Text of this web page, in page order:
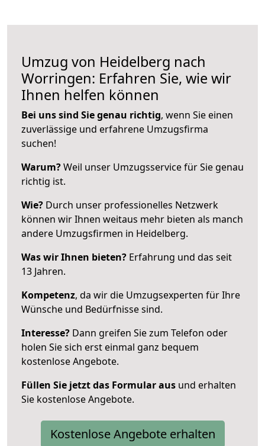
Umzug von Heidelberg nach
Worringen: Erfahren Sie, wie wir
Ihnen helfen können
Bei uns sind Sie genau richtig, wenn Sie einen
zuverlässige und erfahrene Umzugsfirma
suchen!
Warum?Weil unser Umzugsservice für Sie genau
richtig ist.
Wie? Durch unser professionelles Netzwerk
können wir Ihnen weitaus mehr bieten als manch
andere Umzugsfirmen in Heidelberg.
Was wir Ihnen bieten? Erfahrung und das seit
13 Jahren.
Kompetenz, da wir die Umzugsexperten für Ihre
Wünsche und Bedürfnisse sind.
Interesse? Dann greifen Sie zum Telefon oder
holen Sie sich erst einmal ganz bequem
kostenlose Angebote.
Füllen Sie jetzt das Formular aus und erhalten
Sie kostenlose Angebote.
Kostenlose Angebote erhalten